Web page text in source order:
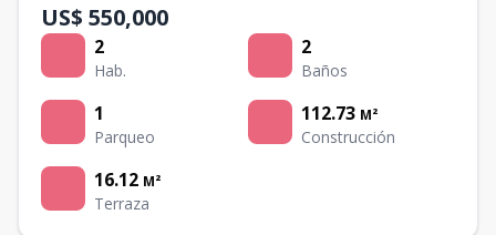
US$ 550,000
2
Hab.
2
Baños
1
Parqueo
112.73 M²
Construcción
16.12 M²
Terraza